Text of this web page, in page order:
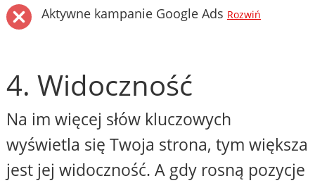
Aktywne kampanie Google Ads Rozwiń
4. Widoczność
Na im więcej słów kluczowych
wyświetla się Twoja strona, tym większa
jest jej widoczność. A gdy rosną pozycje